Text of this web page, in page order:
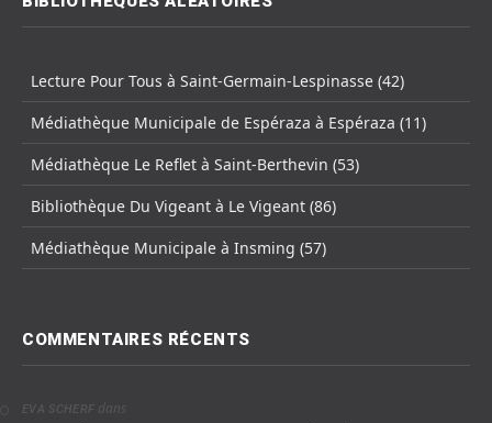
Lecture Pour Tous à Saint-Germain-Lespinasse (42)
Médiathèque Municipale de Espéraza à Espéraza (11)
Médiathèque Le Reflet à Saint-Berthevin (53)
Bibliothèque Du Vigeant à Le Vigeant (86)
Médiathèque Municipale à Insming (57)
COMMENTAIRES RÉCENTS
EVA SCHERF dans